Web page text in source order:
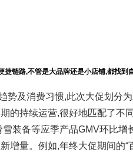
捷链路,不管是大品牌还是小店铺,都找到
势及消费习惯,此次大促划分
的持续运营,很好地匹配了不
装备等应季产品GMV环比增
增量。例如,年终大促期间的“